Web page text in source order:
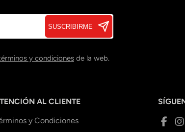
SUSCRIBIRME
y condiciones de la web.
AL CLIENTE
y Condiciones